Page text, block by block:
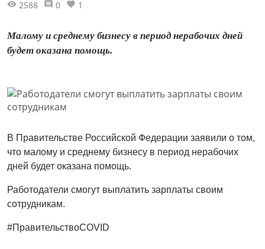
2588 0 1
Малому и среднему бизнесу в период нерабочих дней
будет оказана помощь.
В Правительстве Российской Федерации заявили о том,
что малому и среднему бизнесу в период нерабочих
дней будет оказана помощь.
Работодатели смогут выплатить зарплаты своим
сотрудникам.
#ПравительствоCOVID